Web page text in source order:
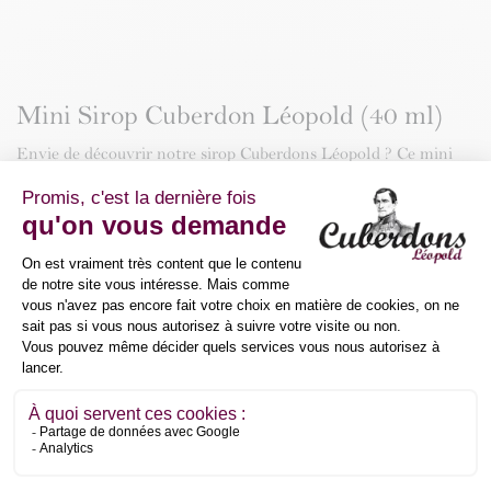
Mini Sirop Cuberdon Léopold (40 ml)
Envie de découvrir notre sirop Cuberdons Léopold ? Ce mini
agrémentera vos glaces et vos desserts ou servira de base à la
préparation de vos recettes les plus folles comme le macaron et
le cheesecake !
11,74€
Acheter maintenant